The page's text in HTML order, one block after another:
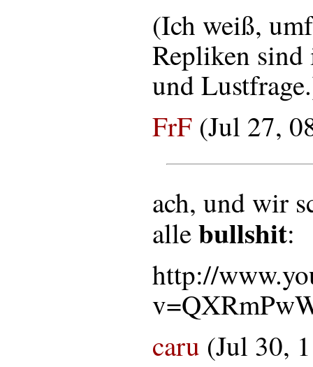
(Ich weiß,
Repliken
und
FrF (Jul 27,
ach, und wir
allebullshit:
http://
caru (Jul 30,